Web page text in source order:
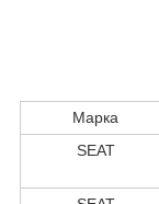
Марка
SEAT